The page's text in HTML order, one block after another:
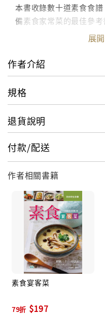
本書收錄數十道素食食
備素食家常菜的最佳參考
展
作者介紹
規格
退貨說明
付款/配送
作者相關書籍
素食宴客菜
79折 $197